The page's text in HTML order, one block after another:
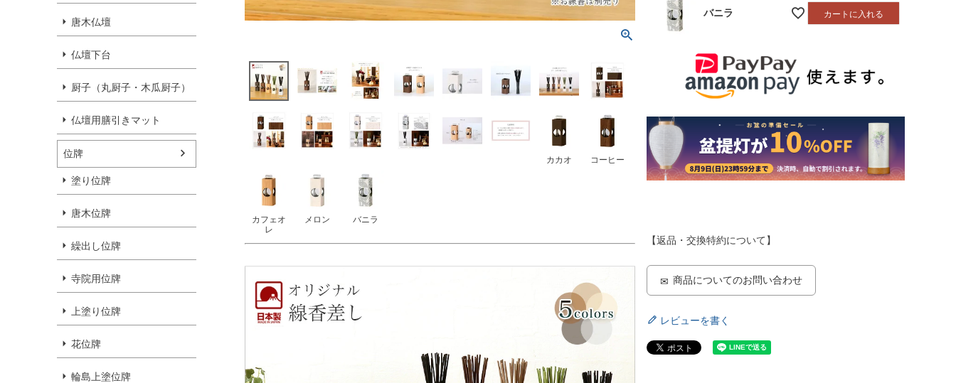
唐木仏壇
仏壇下台
厨子（丸厨子・木瓜厨子）
仏壇用膳引きマット
位牌
塗り位牌
唐木位牌
繰出し位牌
寺院用位牌
上塗り位牌
花位牌
輪島上塗位牌
カカオ コーヒー
カフェオ
レ
メロン バニラ
バニラ カートに入れる
【返品・交換特約について】
商品についてのお問い合わせ
レビューを書く